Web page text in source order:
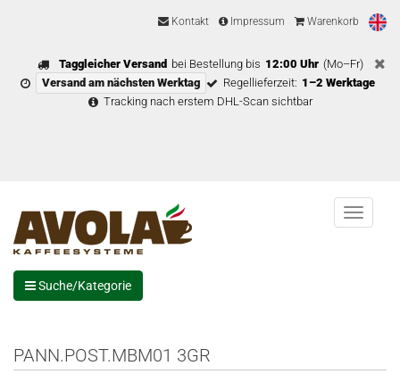
Kontakt Impressum Warenkorb
Taggleicher Versand bei Bestellung bis 12:00 Uhr (Mo–Fr)
Versand am nächsten Werktag
Regellieferzeit: 1–2 Werktage
Tracking nach erstem DHL-Scan sichtbar
Menu
Suche/Kategorie
PANN.POST.MBM01 3GR